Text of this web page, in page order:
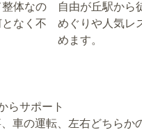
体なの
なく不
自由が丘駅から
めぐりや人気レ
めます。
らサポート
車の運転、左右どちら